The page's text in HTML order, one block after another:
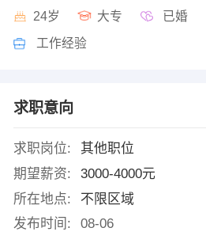
24岁 大专 已婚
工作经验
求职意向
求职岗位:
其他职位
期望薪资:
3000-4000元
所在地点:
不限区域
发布时间:
08-06